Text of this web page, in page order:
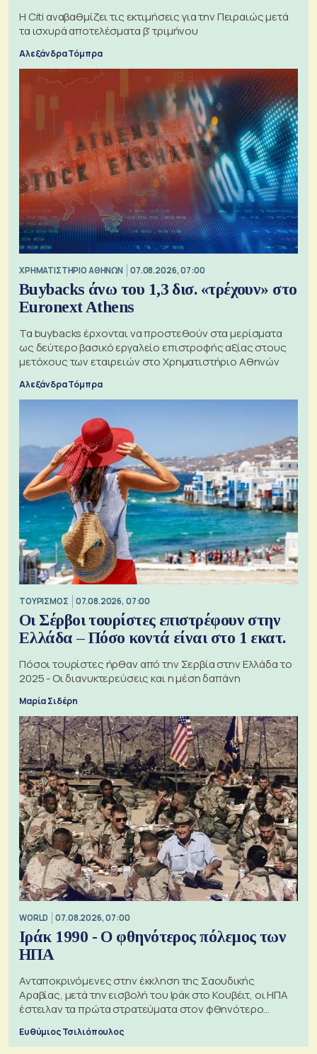
Η Citi αναβαθμίζει τις εκτιμήσεις για την Πειραιώς μετά
τα ισχυρά αποτελέσματα β' τριμήνου
Αλεξάνδρα Τόμπρα
XΡΗΜΑΤΙΣΤΗΡΙΟ ΑΘΗΝΩΝ 07.08.2026, 07:00
Buybacks άνω του 1,3 δισ. «τρέχουν» στο
Euronext Athens
Τα buybacks έρχονται να προστεθούν στα μερίσματα
ως δεύτερο βασικό εργαλείο επιστροφής αξίας στους
μετόχους των εταιρειών στο Χρηματιστήριο Αθηνών
Αλεξάνδρα Τόμπρα
ΤΟΥΡΙΣΜΟΣ 07.08.2026, 07:00
Οι Σέρβοι τουρίστες επιστρέφουν στην
Ελλάδα – Πόσο κοντά είναι στο 1 εκατ.
Πόσοι τουρίστες ήρθαν από την Σερβία στην Ελλάδα το
2025 - Οι διανυκτερεύσεις και η μέση δαπάνη
Μαρία Σιδέρη
WORLD 07.08.2026, 07:00
Ιράκ 1990 - Ο φθηνότερος πόλεμος των
ΗΠΑ
Ανταποκρινόμενες στην έκκληση της Σαουδικής
Αραβίας, μετά την εισβολή του Ιράκ στο Κουβέιτ, οι ΗΠΑ
έστειλαν τα πρώτα στρατεύματα στον φθηνότερο
Ευθύμιος Τσιλιόπουλος